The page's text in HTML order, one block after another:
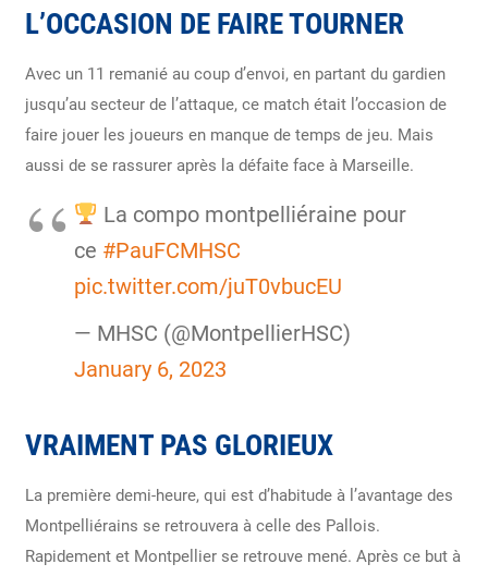
L’OCCASION DE FAIRE TOURNER
Avec un 11 remanié au coup d’envoi, en partant du gardien
jusqu’au secteur de l’attaque, ce match était l’occasion de
faire jouer les joueurs en manque de temps de jeu. Mais
aussi de se rassurer après la défaite face à Marseille.
La compo montpelliéraine pour
ce #PauFCMHSC
pic.twitter.com/juT0vbucEU
— MHSC (@MontpellierHSC)
January 6, 2023
VRAIMENT PAS GLORIEUX
La première demi-heure, qui est d’habitude à l’avantage des
Montpelliérains se retrouvera à celle des Pallois.
Rapidement et Montpellier se retrouve mené. Après ce but à